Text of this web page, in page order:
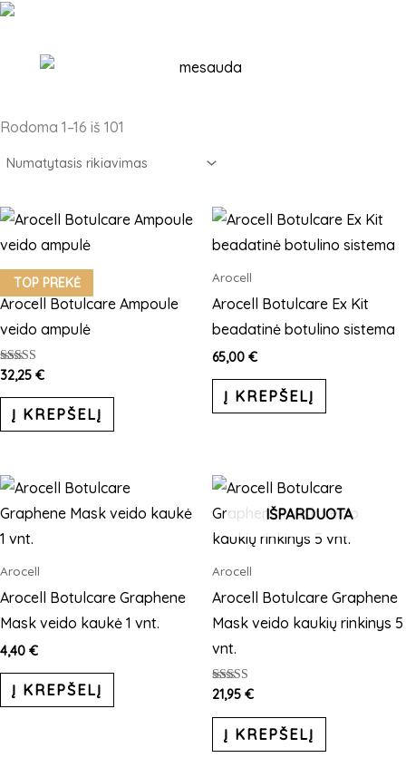
Rodoma 1–16 iš 101
TOP PREKĖ
Arocell
Arocell Botulcare Ampoule
veido ampulė
Įvertinimas:
5.00
iš 5
32,25 €
Į KREPŠELĮ
Arocell
Arocell Botulcare Ex Kit
beadatinė botulino sistema
65,00 €
Į KREPŠELĮ
Arocell
Arocell Botulcare Graphene
Mask veido kaukė 1 vnt.
4,40 €
Į KREPŠELĮ
IŠPARDUOTA
Arocell
Arocell Botulcare Graphene
Mask veido kaukių rinkinys 5
vnt.
Įvertinimas:
5.00
iš 5
21,95 €
Į KREPŠELĮ